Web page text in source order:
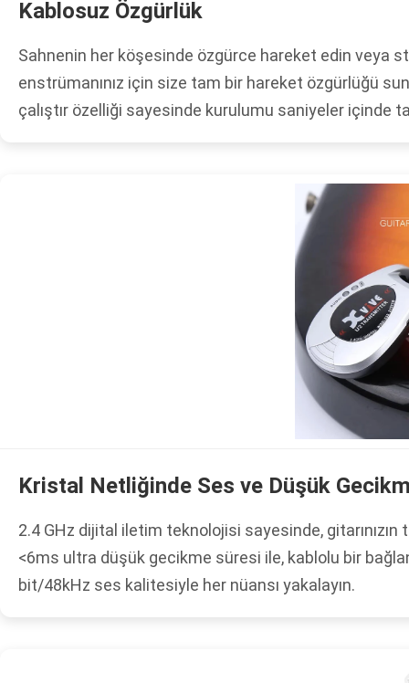
Kablosuz Özgürlük
Sahnenin her köşesinde özgürce hareket edin veya
enstrümanınız için size tam bir hareket özgürlüğü
çalıştır özelliği sayesinde kurulumu saniyeler içinde
Kristal Netliğinde Ses ve Düşük
2.4 GHz dijital iletim teknolojisi sayesinde,
<6ms ultra düşük gecikme süresi ile, kablolu bir
bit/48kHz ses kalitesiyle her nüansı yakalayın.